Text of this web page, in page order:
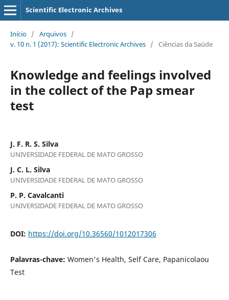
Scientific Electronic Archives
Início / Arquivos /
v. 10 n. 1 (2017): Scientific Electronic Archives / Ciências da Saúde
Knowledge and feelings involved
in the collect of the Pap smear
test
J. F. R. S. Silva
UNIVERSIDADE FEDERAL DE MATO GROSSO
J. C. L. Silva
UNIVERSIDADE FEDERAL DE MATO GROSSO
P. P. Cavalcanti
UNIVERSIDADE FEDERAL DE MATO GROSSO
DOI: https://doi.org/10.36560/1012017306
Palavras-chave: Women's Health, Self Care, Papanicolaou
Test